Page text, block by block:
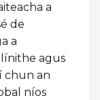
a
de
a
agus
chun an
níos